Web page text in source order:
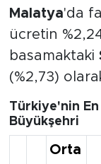
Malatya'da
ücretin
basamaktaki
(%2,73)
Türkiye'nin En
Büyükşehri
Orta